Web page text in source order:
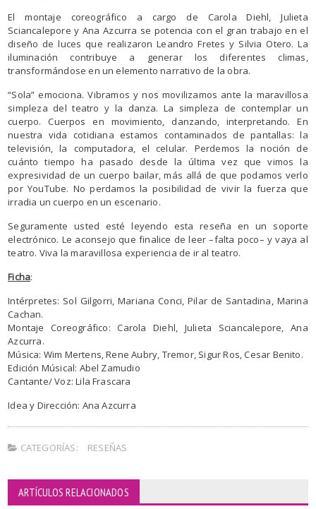
El montaje coreográfico a cargo de Carola Diehl, Julieta
Sciancalepore y Ana Azcurra se potencia con el gran trabajo en el
diseño de luces que realizaron Leandro Fretes y Silvia Otero. La
iluminación contribuye a generar los diferentes climas,
transformándose en un elemento narrativo de la obra.
“Sola” emociona. Vibramos y nos movilizamos ante la maravillosa
simpleza del teatro y la danza. La simpleza de contemplar un
cuerpo. Cuerpos en movimiento, danzando, interpretando. En
nuestra vida cotidiana estamos contaminados de pantallas: la
televisión, la computadora, el celular. Perdemos la noción de
cuánto tiempo ha pasado desde la última vez que vimos la
expresividad de un cuerpo bailar, más allá de que podamos verlo
por YouTube. No perdamos la posibilidad de vivir la fuerza que
irradia un cuerpo en un escenario.
Seguramente usted esté leyendo esta reseña en un soporte
electrónico. Le aconsejo que finalice de leer –falta poco– y vaya al
teatro. Viva la maravillosa experiencia de ir al teatro.
Ficha:
Intérpretes: Sol Gilgorri, Mariana Conci, Pilar de Santadina, Marina
Cachan.
Montaje Coreográfico: Carola Diehl, Julieta Sciancalepore, Ana
Azcurra.
Música: Wim Mertens, Rene Aubry, Tremor, Sigur Ros, Cesar Benito.
Edición Músical: Abel Zamudio
Cantante/ Voz: Lila Frascara
Idea y Dirección: Ana Azcurra
CATEGORÍAS: RESEÑAS
ARTÍCULOS RELACIONADOS